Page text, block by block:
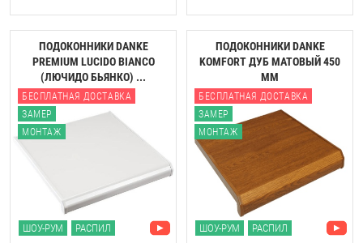
ПОДОКОННИКИ DANKE
PREMIUM LUCIDO BIANCO
(ЛЮЧИДО БЬЯНКО) ...
БЕСПЛАТНАЯ ДОСТАВКА
ЗАМЕР
МОНТАЖ
ШОУ-РУМ РАСПИЛ
ПОДОКОННИКИ DANKE
KOMFORT ДУБ МАТОВЫЙ 450
ММ
БЕСПЛАТНАЯ ДОСТАВКА
ЗАМЕР
МОНТАЖ
ШОУ-РУМ РАСПИЛ